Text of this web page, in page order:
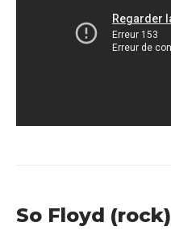
So Floyd (rock)